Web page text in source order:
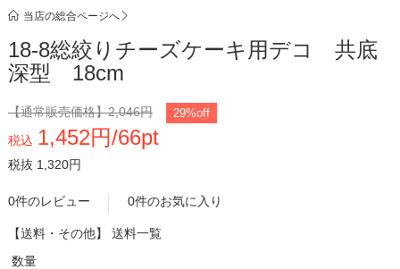
当店の総合ページへ
18-8総絞りチーズケーキ用デコ 共底
深型 18cm
【通常販売価格】2,046円 29%off
税込 1,452円/66pt
税抜 1,320円
0件のレビュー 0件のお気に入り
【送料・その他】 送料一覧
数量